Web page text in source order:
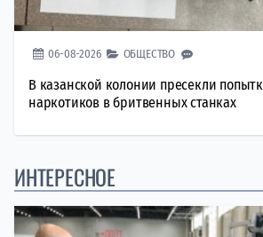
06-08-2026 ОБЩЕСТВО
В казанской колонии пресекли
наркотиков в бритвенных станках
ИНТЕРЕСНОЕ